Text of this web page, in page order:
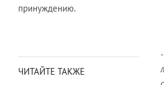
принуждению.
ЧИТАЙТЕ ТАКЖЕ